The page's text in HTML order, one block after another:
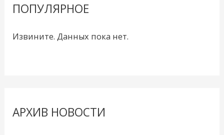
ПОПУЛЯРНОЕ
Извините. Данных пока нет.
АРХИВ НОВОСТИ